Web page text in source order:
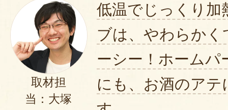
取材担
当：大塚
低温でじっくり加
ブは、やわらか
ーシー！ホームパ
にも、お酒のア